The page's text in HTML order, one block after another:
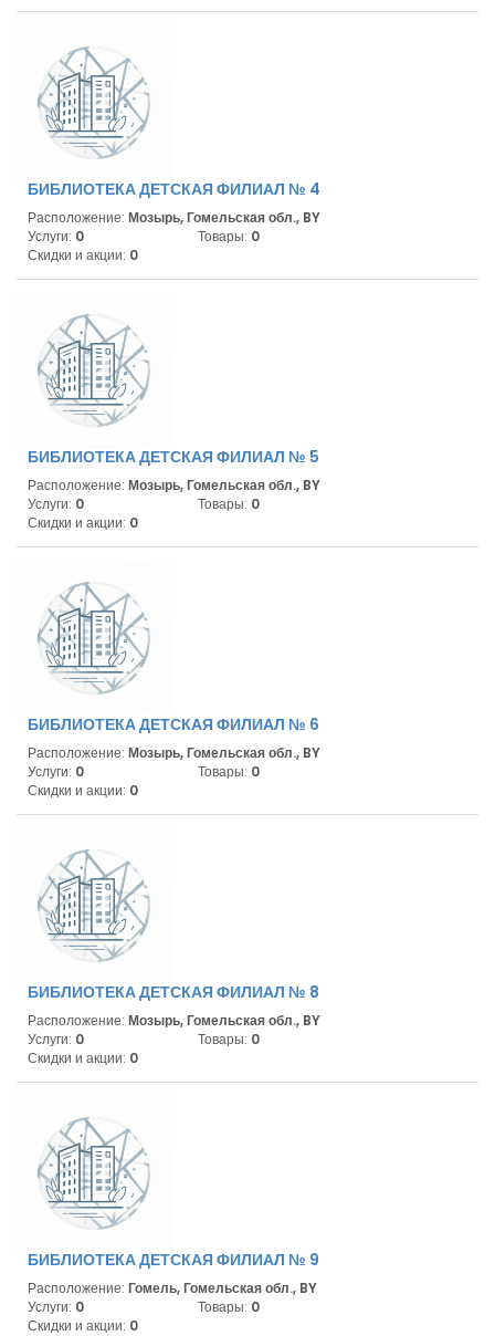
БИБЛИОТЕКА ДЕТСКАЯ ФИЛИАЛ № 4
Расположение: Мозырь, Гомельская обл., BY
Услуги: 0 Товары: 0
Скидки и акции: 0
БИБЛИОТЕКА ДЕТСКАЯ ФИЛИАЛ № 5
Расположение: Мозырь, Гомельская обл., BY
Услуги: 0 Товары: 0
Скидки и акции: 0
БИБЛИОТЕКА ДЕТСКАЯ ФИЛИАЛ № 6
Расположение: Мозырь, Гомельская обл., BY
Услуги: 0 Товары: 0
Скидки и акции: 0
БИБЛИОТЕКА ДЕТСКАЯ ФИЛИАЛ № 8
Расположение: Мозырь, Гомельская обл., BY
Услуги: 0 Товары: 0
Скидки и акции: 0
БИБЛИОТЕКА ДЕТСКАЯ ФИЛИАЛ № 9
Расположение: Гомель, Гомельская обл., BY
Услуги: 0 Товары: 0
Скидки и акции: 0